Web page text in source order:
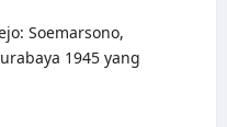
Soemarsono,
1945 yang